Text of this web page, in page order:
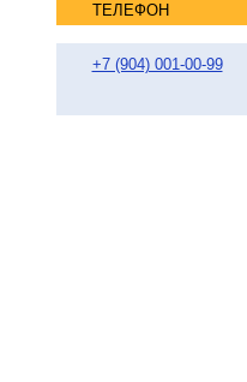
ТЕЛЕФОН
+7 (904) 001-00-99